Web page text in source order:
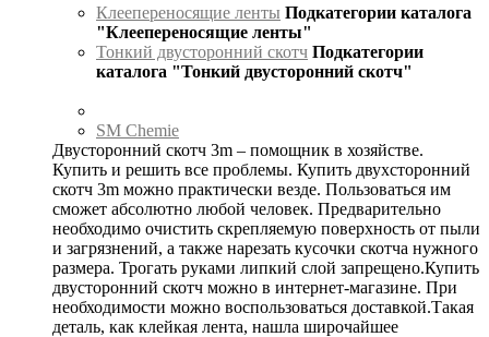
Клеепереносящие ленты Подкатегории каталога
"Клеепереносящие ленты"
Тонкий двусторонний скотч Подкатегории
каталога "Тонкий двусторонний скотч"
SM Chemie
Двусторонний скотч 3m – помощник в хозяйстве.
Купить и решить все проблемы. Купить двухсторонний
скотч 3m можно практически везде. Пользоваться им
сможет абсолютно любой человек. Предварительно
необходимо очистить скрепляемую поверхность от пыли
и загрязнений, а также нарезать кусочки скотча нужного
размера. Трогать руками липкий слой запрещено.Купить
двусторонний скотч можно в интернет-магазине. При
необходимости можно воспользоваться доставкой.Такая
деталь, как клейкая лента, нашла широчайшее